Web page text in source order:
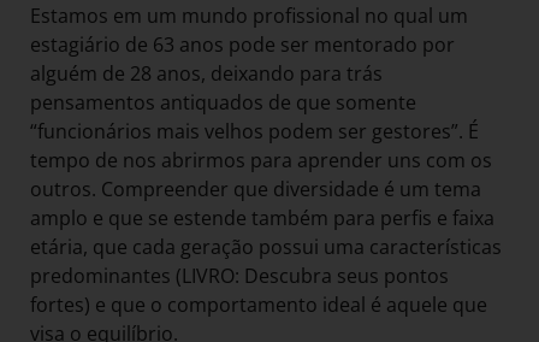
Estamos em um mundo profissional no qual um
estagiário de 63 anos pode ser mentorado por
alguém de 28 anos, deixando para trás
pensamentos antiquados de que somente
“funcionários mais velhos podem ser gestores”. É
tempo de nos abrirmos para aprender uns com os
outros. Compreender que diversidade é um tema
amplo e que se estende também para perfis e faixa
etária, que cada geração possui uma características
predominantes (LIVRO: Descubra seus pontos
fortes) e que o comportamento ideal é aquele que
visa o equilíbrio.